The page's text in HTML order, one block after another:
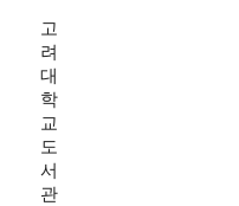
고
려
대
학
교
도
서
관